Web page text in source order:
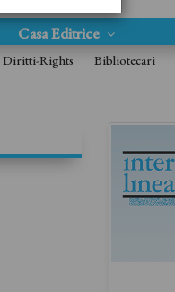
Casa Editrice
Diritti-Rights Bibliotecari